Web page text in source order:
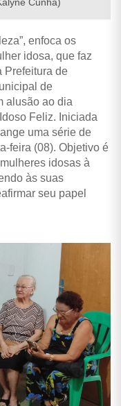
enfoca os
idosa, que faz
Prefeitura de
de
alusão ao dia
Feliz. Iniciada
uma série de
feira (08). Objetivo é
idosas à
às suas
seu papel